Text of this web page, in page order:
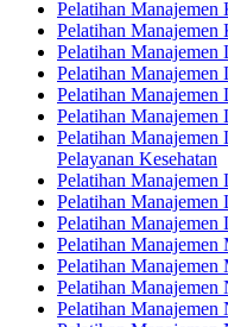
Pelatihan Manajemen
Pelatihan
Pelatihan
Pelatihan Manajemen
Pelatihan Manajemen
Pelatihan Manajemen
Pelatihan Manajemen
Pelayanan Kesehatan
Pelatihan Manajemen
Pelatihan Manajemen
Pelatihan
Pelatihan
Pelatihan
Pelatihan
Pelatihan Manajemen